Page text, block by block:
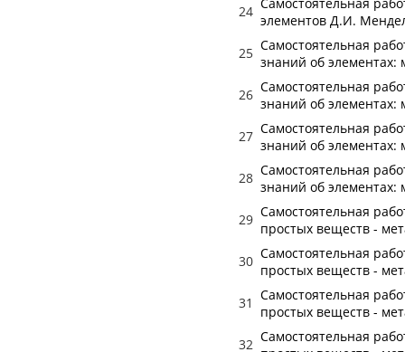
24
элементов Д.И.
25 Самостоятельная
знаний об элементах:
26 Самостоятельная
знаний об элементах:
27 Самостоятельная
знаний об элементах:
28 Самостоятельная
знаний об элементах:
29 Самостоятельная
простых веществ -
30 Самостоятельная
простых веществ -
31 Самостоятельная
простых веществ -
32 Самостоятельная